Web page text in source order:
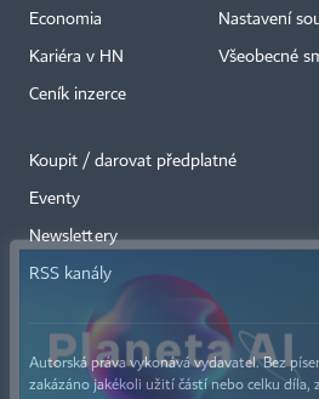
Economia
Kariéra v HN
Ceník inzerce
Nastavení
Všeobecné
Koupit / darovat předplatné
Eventy
Newslettery
RSS kanály
Autorská práva vykonává vydavatel. Bez
zakázáno jakékoli užití částí nebo celku díla,